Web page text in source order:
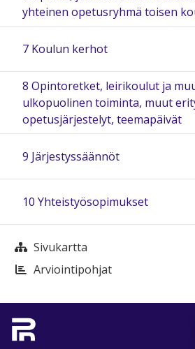
yhteinen opetusryhmä toisen
7 Koulun kerhot
8 Opintoretket, leirikoulut ja
ulkopuolinen toiminta, muut
opetusjärjestelyt, teemapäivät
9 Järjestyssäännöt
10 Yhteistyösopimukset
Sivukartta
Arviointipohjat